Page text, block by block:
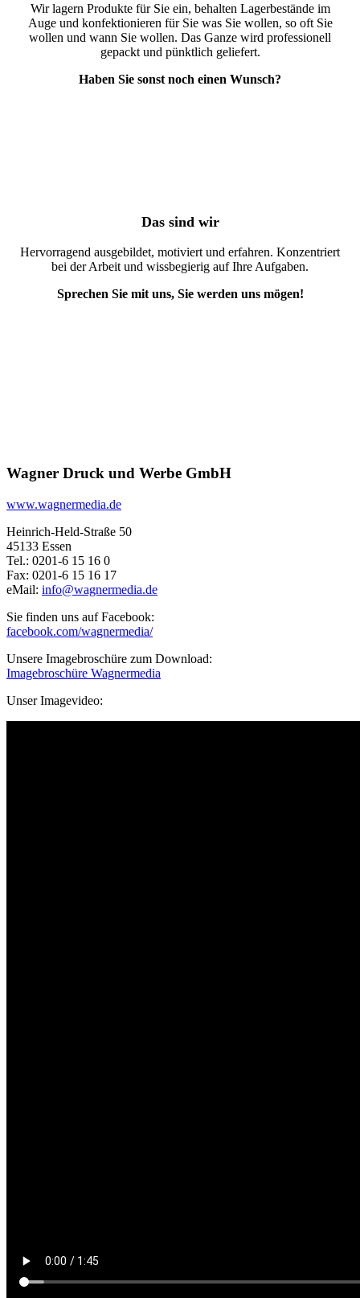
Wir lagern Produkte für Sie ein, behalten Lagerbestände im
Auge und konfektionieren für Sie was Sie wollen, so oft Sie
wollen und wann Sie wollen. Das Ganze wird professionell
gepackt und pünktlich geliefert.
Haben Sie sonst noch einen Wunsch?
Das sind wir
Hervorragend ausgebildet, motiviert und erfahren. Konzentriert
bei der Arbeit und wissbegierig auf Ihre Aufgaben.
Sprechen Sie mit uns, Sie werden uns mögen!
Wagner Druck und Werbe GmbH
www.wagnermedia.de
Heinrich-Held-Straße 50
45133 Essen
Tel.: 0201-6 15 16 0
Fax: 0201-6 15 16 17
eMail: info@wagnermedia.de
Sie finden uns auf Facebook:
facebook.com/wagnermedia/
Unsere Imagebroschüre zum Download:
Imagebroschüre Wagnermedia
Unser Imagevideo: